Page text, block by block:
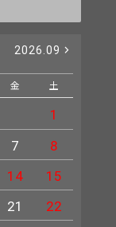
2026.09
金 土
1
7
8
14
15
21
22